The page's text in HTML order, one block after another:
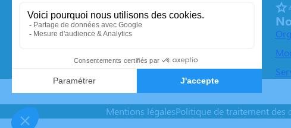
Mentions légalesPolitique de traitement des